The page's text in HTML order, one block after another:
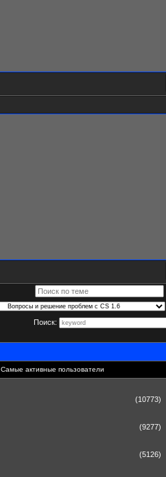
Поиск:
Самые активные пользователи
(10773)
(9277)
(5126)